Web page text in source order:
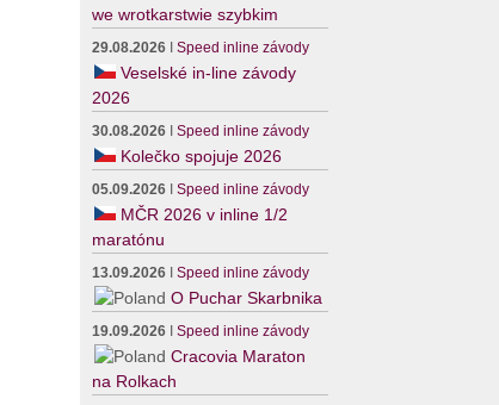
we wrotkarstwie szybkim
29.08.2026 ISpeed inline závody
Veselské in-line závody
2026
30.08.2026 ISpeed inline závody
Kolečko spojuje 2026
05.09.2026 ISpeed inline závody
MČR 2026 v inline 1/2
maratónu
13.09.2026 ISpeed inline závody
O Puchar Skarbnika
19.09.2026 ISpeed inline závody
Cracovia Maraton
na Rolkach